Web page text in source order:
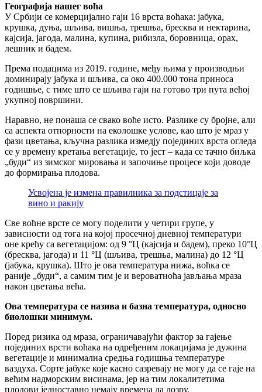
Географија нашег воћа
У Србији се комерцијално гаји 16 врста воћака: јабука,
крушка, дуња, шљива, вишња, трешња, бресква и нектарина,
кајсија, јагода, малина, купина, рибизла, боровница, орах,
лешник и бадем.
Према подацима из 2019. године, међу њима у производњи
доминирају јабука и шљива, са око 400.000 тона приноса
годишње, с тиме што се шљива гаји на готово три пута већој
укупној површини.
Наравно, не понаша се свако воће исто. Разлике су бројне, али
са аспекта отпорности на еколошке услове, као што је мраз у
фази цветања, кључна разлика измедју појединих врста огледа
се у времену кретања вегетације, то јест – када се тачно биљка
„буди“ из зимског мировања и започиње процесе који доводе
до формирања плодова.
Усвојена је измена правилника за подстицаје за
вино и ракију
Све воћне врсте се могу поделити у четири групе, у
зависности од тога на којој просечној дневној температури
оне крећу са вегетацијом: од 9 °Ц (кајсија и бадем), преко 10°Ц
(бресква, јагода) и 11 °Ц (шљива, трешња, малина) до 12 °Ц
(јабука, крушка). Што је ова температура нижа, воћка се
раније „буди“, а самим тим је и вероватноћа јављања мраза
након цветања већа.
Ова температура се назива и базна температура, односно
биолошки минимум.
Поред ризика од мраза, ограничавајући фактор за гајење
појединих врсти воћака на одређеним локацијама је дужина
вегетације и минимална средња годишња температуре
ваздуха. Сорте јабуке које касно сазревају не могу да се гаје на
већим надморским висинама, јер на тим локалитетима
плодови једноставно немају времена да дозру.